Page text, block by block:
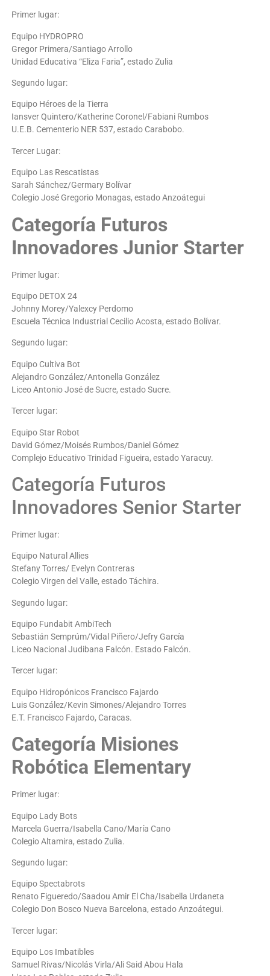
Primer lugar:
Equipo HYDROPRO
Gregor Primera/Santiago Arrollo
Unidad Educativa “Eliza Faria”, estado Zulia
Segundo lugar:
Equipo Héroes de la Tierra
Iansver Quintero/Katherine Coronel/Fabiani Rumbos
U.E.B. Cementerio NER 537, estado Carabobo.
Tercer Lugar:
Equipo Las Rescatistas
Sarah Sánchez/Germary Bolívar
Colegio José Gregorio Monagas, estado Anzoátegui
Categoría Futuros
Innovadores Junior Starter
Primer lugar:
Equipo DETOX 24
Johnny Morey/Yalexcy Perdomo
Escuela Técnica Industrial Cecilio Acosta, estado Bolívar.
Segundo lugar:
Equipo Cultiva Bot
Alejandro González/Antonella González
Liceo Antonio José de Sucre, estado Sucre.
Tercer lugar:
Equipo Star Robot
David Gómez/Moisés Rumbos/Daniel Gómez
Complejo Educativo Trinidad Figueira, estado Yaracuy.
Categoría Futuros
Innovadores Senior Starter
Primer lugar:
Equipo Natural Allies
Stefany Torres/ Evelyn Contreras
Colegio Virgen del Valle, estado Táchira.
Segundo lugar:
Equipo Fundabit AmbiTech
Sebastián Semprúm/Vidal Piñero/Jefry García
Liceo Nacional Judibana Falcón. Estado Falcón.
Tercer lugar:
Equipo Hidropónicos Francisco Fajardo
Luis González/Kevin Simones/Alejandro Torres
E.T. Francisco Fajardo, Caracas.
Categoría Misiones
Robótica Elementary
Primer lugar:
Equipo Lady Bots
Marcela Guerra/Isabella Cano/María Cano
Colegio Altamira, estado Zulia.
Segundo lugar:
Equipo Spectabrots
Renato Figueredo/Saadou Amir El Cha/Isabella Urdaneta
Colegio Don Bosco Nueva Barcelona, estado Anzoátegui.
Tercer lugar:
Equipo Los Imbatibles
Samuel Rivas/Nicolás Virla/Ali Said Abou Hala